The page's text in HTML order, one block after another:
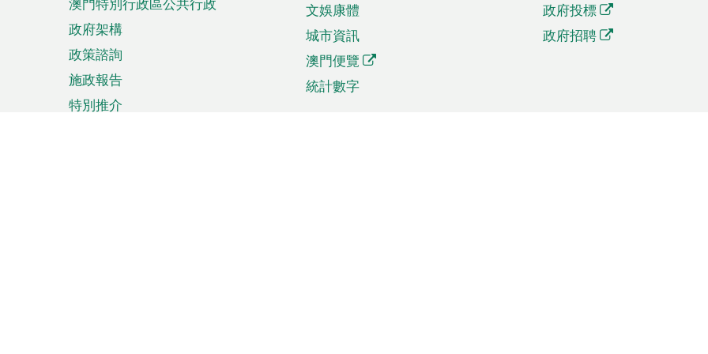
政府架構
政策諮詢
施政報告
特別推介
文娛康體
城市資訊
澳門便覽
統計數字
政府投標
政府招聘